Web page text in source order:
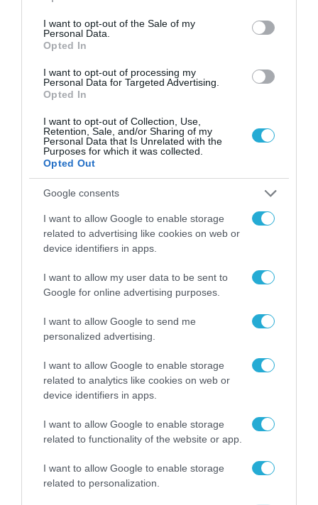
use your data for below specified purposes in below Google
consent section.
I want to opt-out of the Sale of my
Personal Data.
Opted In
I want to opt-out of processing my
Personal Data for Targeted Advertising.
Opted In
I want to opt-out of Collection, Use,
Retention, Sale, and/or Sharing of my
Personal Data that Is Unrelated with the
Purposes for which it was collected.
Opted Out
Google consents
I want to allow Google to enable storage
related to advertising like cookies on web or
device identifiers in apps.
I want to allow my user data to be sent to
Google for online advertising purposes.
I want to allow Google to send me
personalized advertising.
I want to allow Google to enable storage
related to analytics like cookies on web or
device identifiers in apps.
I want to allow Google to enable storage
related to functionality of the website or app.
I want to allow Google to enable storage
related to personalization.
Ελληνικού Μεσογειακού Πανεπιστημίου
Καθηγητή Νικόλαο Κατσαράκη
και τον
Καθηγητή Μιχαήλ Παυλίδη.Στη συνέχεια ο κ.
Καλαφάτης επισκέφθηκε και ξεναγήθηκε
στις εγκαταστάσεις τουΑστεροσκοπείου
Σκίνακατο οποίο αποτελεί κοινή ερευνητική
υποδομή του Πανεπιστημίου Κρήτης και του
Ιδρύματος Τεχνολογίας και Έρευνας (ΙΤΕ).
Την Τρίτη 19 Μαΐου ο Υφυπουργός Ανάπτυξης
Σταύρος Καλαφάτης θα επισκεφθεί το
Διοίκηση και στελέχη τουΙνστιτούτου
συνέχεια θα απευθύνει χαιρετισμό στο
Biotechnologia2026 –
The Biotech Meeting in Greece. Το απόγευμα ο
Χανιά, τις
νέες εγκαταστάσεις τουΙνστιτούτου
και θα έχει συνάντηση
με τη διοίκηση του Ινστιτούτου και τις